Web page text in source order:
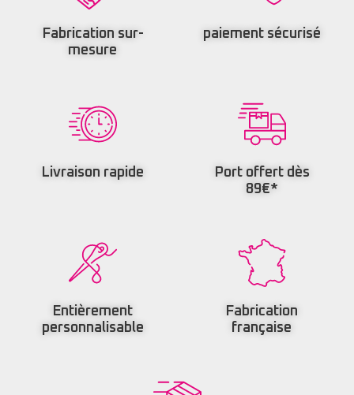
Fabrication sur-
mesure
paiement sécurisé
Livraison rapide
Port offert dès
89€*
Entièrement
personnalisable
Fabrication
française